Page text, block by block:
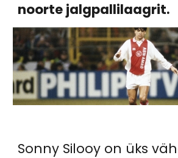
noorte jalgpallilaagrit.
Sonny Silooy on üks